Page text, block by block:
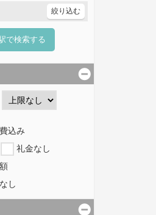
絞り込む
で検索する
込み
礼金なし
し